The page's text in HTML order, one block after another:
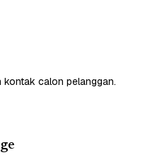
calon pelanggan.